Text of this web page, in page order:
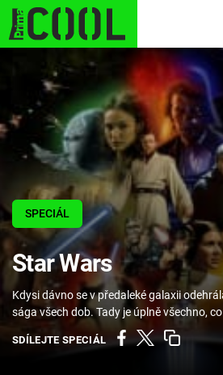
Trendy: BUFFY,
ESCAPE PLNEJ KOTEL
Témata
Filmy
Seriály
Hry
SPECIÁL
Star Wars
Kdysi dávno se v předaleké galaxii
sága všech dob. Tady je úplně všechno,
SDÍLEJTE SPECIÁL